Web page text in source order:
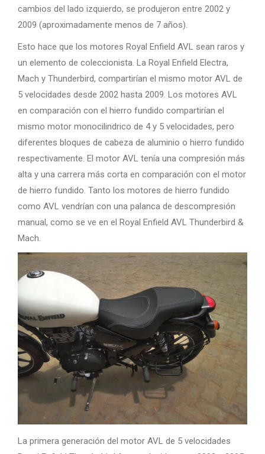
cambios del lado izquierdo, se produjeron entre 2002 y
2009 (aproximadamente menos de 7 años).
Esto hace que los motores Royal Enfield AVL sean raros y
un elemento de coleccionista. La Royal Enfield Electra,
Mach y Thunderbird, compartirían el mismo motor AVL de
5 velocidades desde 2002 hasta 2009. Los motores AVL
en comparación con el hierro fundido compartirían el
mismo motor monocilindrico de 4 y 5 velocidades, pero
diferentes bloques de cabeza de aluminio o hierro fundido
respectivamente. El motor AVL tenía una compresión más
alta y una carrera más corta en comparación con el motor
de hierro fundido. Tanto los motores de hierro fundido
como AVL vendrían con una palanca de descompresión
manual, como se ve en el Royal Enfield AVL Thunderbird &
Mach.
La primera generación del motor AVL de 5 velocidades